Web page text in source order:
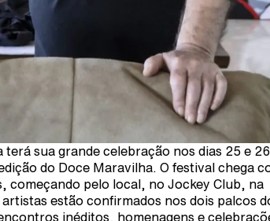
terá sua grande celebração nos dias 25 e
do Doce Maravilha. O festival chega
começando pelo local, no Jockey Club, na
artistas estão confirmados nos dois palcos
inéditos, homenagens e